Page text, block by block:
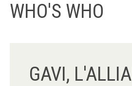
WHO'S WHO
GAVI,